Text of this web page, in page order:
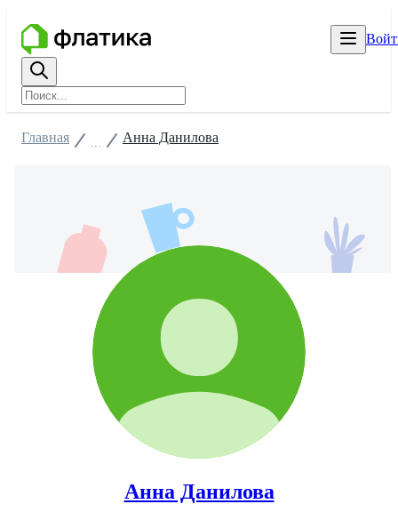
Главная Анна Данилова
Анна Данилова